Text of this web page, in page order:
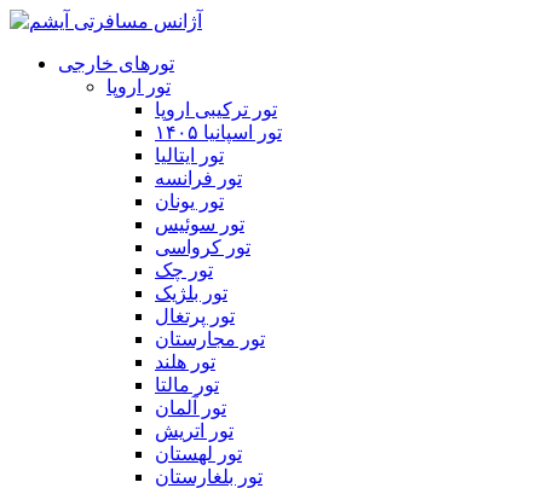
تورهای خارجی
تور اروپا
تور ترکیبی اروپا
تور اسپانیا ۱۴۰۵
تور ایتالیا
تور فرانسه
تور یونان
تور سوئیس
تور کرواسی
تور چک
تور بلژیک
تور پرتغال
تور مجارستان
تور هلند
تور مالتا
تور آلمان
تور اتریش
تور لهستان
تور بلغارستان